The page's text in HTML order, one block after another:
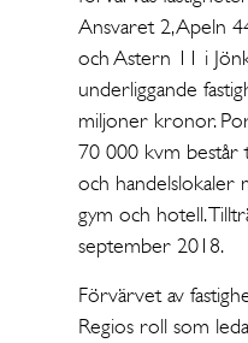
Ansvaret 2, Apeln
och Astern 11 i
underliggande
miljoner kronor.
70 000 kvm består
och handelslokaler
gym och hotell.
september 2018.
Förvärvet av
Regios roll som